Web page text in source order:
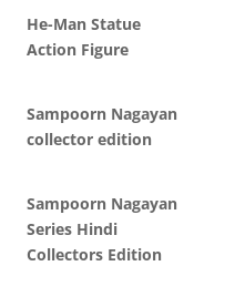
He-Man Statue
Action Figure
Sampoorn Nagayan
collector edition
Sampoorn Nagayan
Series Hindi
Collectors Edition